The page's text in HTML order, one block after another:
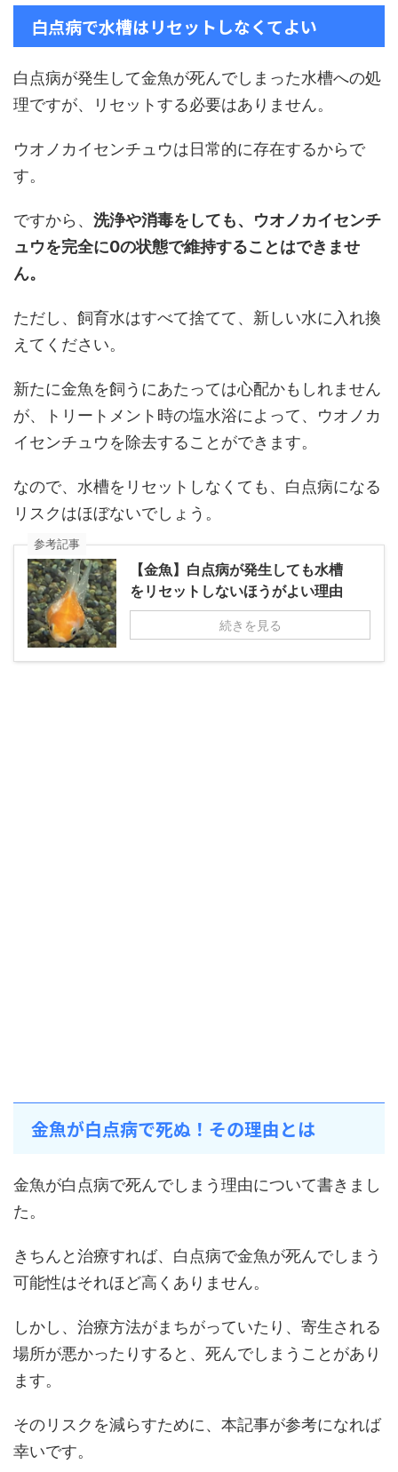
白点病で水槽はリセットしなくてよい
白点病が発生して金魚が死んでしまった水槽への処
理ですが、リセットする必要はありません。
ウオノカイセンチュウは日常的に存在するからで
す。
ですから、 洗浄や消毒をしても、ウオノカイセンチ
ュウを完全に0の状態で維持することはできませ
ん。
ただし、飼育水はすべて捨てて、新しい水に入れ換
えてください。
新たに金魚を飼うにあたっては心配かもしれません
が、トリートメント時の塩水浴によって、ウオノカ
イセンチュウを除去することができます。
なので、水槽をリセットしなくても、白点病になる
リスクはほぼないでしょう。
参考記事
【金魚】白点病が発生しても水槽
をリセットしないほうがよい理由
続きを見る
金魚が白点病で死ぬ！その理由とは
金魚が白点病で死んでしまう理由について書きまし
た。
きちんと治療すれば、白点病で金魚が死んでしまう
可能性はそれほど高くありません。
しかし、治療方法がまちがっていたり、寄生される
場所が悪かったりすると、死んでしまうことがあり
ます。
そのリスクを減らすために、本記事が参考になれば
幸いです。